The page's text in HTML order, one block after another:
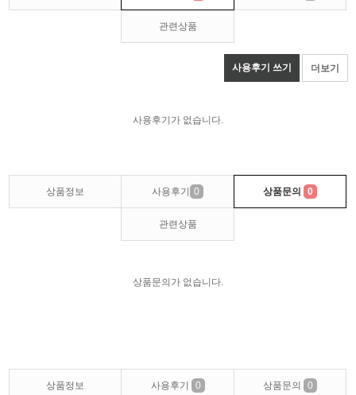
관련상품
사용후기 쓰기 더보기
사용후기가 없습니다.
상품정보 사용후기 0 상품문의 0
관련상품
상품문의가 없습니다.
상품정보 사용후기 0 상품문의 0